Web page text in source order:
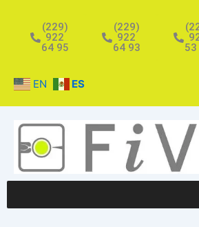
contenido
(229)
922
64 95
(229)
922
64 93
53
EN ES